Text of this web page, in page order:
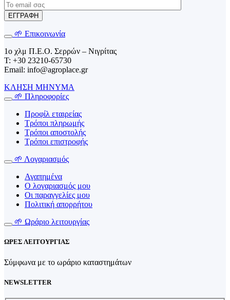
🌱 Επικοινωνία
1o χλμ Π.Ε.Ο. Σερρών – Νιγρίτας
T: +30 23210-65730
Email: info@agroplace.gr
ΚΛΗΣΗ ΜΗΝΥΜΑ
🌱 Πληροφορίες
Προφίλ εταιρείας
Τρόποι πληρωμής
Τρόποι αποστολής
Τρόποι επιστροφής
🌱 Λογαριασμός
Αγαπημένα
Ο λογαριασμός μου
Οι παραγγελίες μου
Πολιτική απορρήτου
🌱 Ωράριο λειτουργίας
ΩΡΕΣ ΛΕΙΤΟΥΡΓΙΑΣ
Σύμφωνα με το ωράριο καταστημάτων
NEWSLETTER